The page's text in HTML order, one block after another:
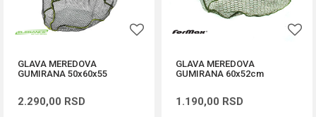
GLAVA MEREDOVA
GUMIRANA 50x60x55
2.290,00 RSD
GLAVA MEREDOVA
GUMIRANA 60x52cm
1.190,00 RSD